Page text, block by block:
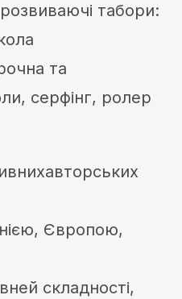
табори:
та
серфінг, ролер
Європою,
складності,